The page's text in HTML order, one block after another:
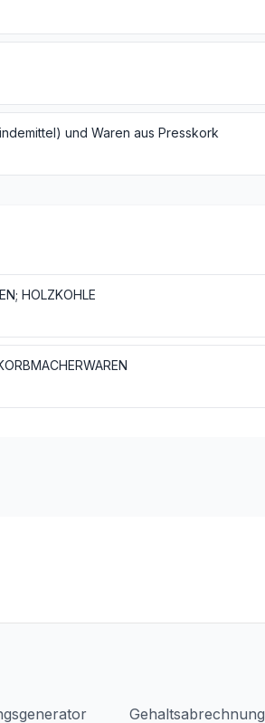
und Waren aus Presskork
HOLZKOHLE
Gehaltsabrechnung